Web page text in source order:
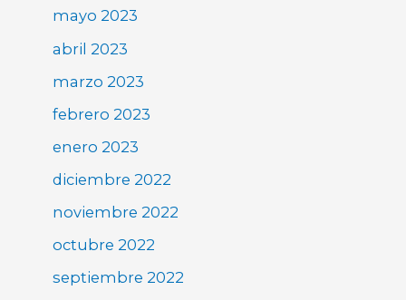
mayo 2023
abril 2023
marzo 2023
febrero 2023
enero 2023
diciembre 2022
noviembre 2022
octubre 2022
septiembre 2022